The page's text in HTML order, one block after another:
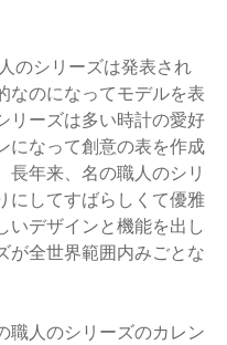
のシリーズは発表され
なのになってモデルを表
リーズは多い時計の愛好
になって創意の表を作成
年来、名の職人のシリ
にしてすばらしくて優雅
いデザインと機能を出し
が全世界範囲内みごとな
職人のシリーズのカレン